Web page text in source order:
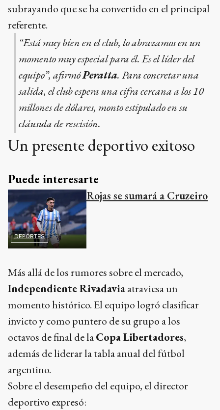
subrayando que se ha convertido en el principal
referente.
“Está muy bien en el club, lo abrazamos en un
momento muy especial para él. Es el líder del
equipo”, afirmóPeratta. Para concretar una
salida, el club espera una cifra cercana a los 10
millones de dólares, monto estipulado en su
cláusula de rescisión.
Un presente deportivo exitoso
Puede interesarte
DEPORTES
Rojas se sumará a Cruzeiro
Más allá de los rumores sobre el mercado,
Independiente Rivadaviaatraviesa un
momento histórico. El equipo logró clasificar
invicto y como puntero de su grupo a los
octavos de final de laCopa Libertadores,
además de liderar la tabla anual del fútbol
argentino.
Sobre el desempeño del equipo, el director
deportivo expresó: